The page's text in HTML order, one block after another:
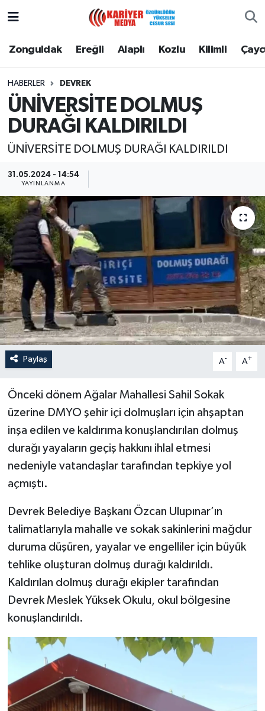
Zonguldak Ereğli Alaplı Kozlu Kilimli
HABERLER DEVREK
ÜNİVERSİTE DOLMUŞ
DURAĞI KALDIRILDI
ÜNİVERSİTE DOLMUŞ DURAĞI KALDIRILDI
31.05.2024 - 14:54
YAYINLANMA
Paylaş A- A+
Önceki dönem Ağalar Mahallesi Sahil Sokak
üzerine DMYO şehir içi dolmuşları için ahşaptan
inşa edilen ve kaldırıma konuşlandırılan dolmuş
durağı yayaların geçiş hakkını ihlal etmesi
nedeniyle vatandaşlar tarafından tepkiye yol
açmıştı.
Devrek Belediye Başkanı Özcan Ulupınar’ın
talimatlarıyla mahalle ve sokak sakinlerini mağdur
duruma düşüren, yayalar ve engelliler için büyük
tehlike oluşturan dolmuş durağı kaldırıldı.
Kaldırılan dolmuş durağı ekipler tarafından
Devrek Meslek Yüksek Okulu, okul bölgesine
konuşlandırıldı.
Zonguldak
Alaplı
Kozlu
Çaycuma
Gökçebey
Devrek
Özel
Mesaj
Dergim
Zonguldak Nöbetçi Eczaneler
Zonguldak Namaz Vakitleri
Zonguldak Trafik Yoğunluk Haritası
Tüm Manşetler
Son Dakika Haberleri
Haber Arşivi